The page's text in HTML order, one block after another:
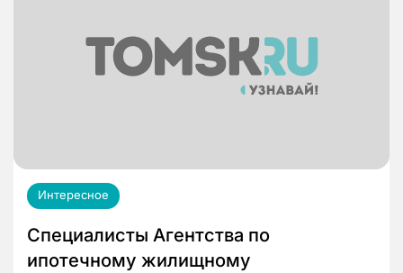
Интересное
Специалисты Агентства по
ипотечному жилищному